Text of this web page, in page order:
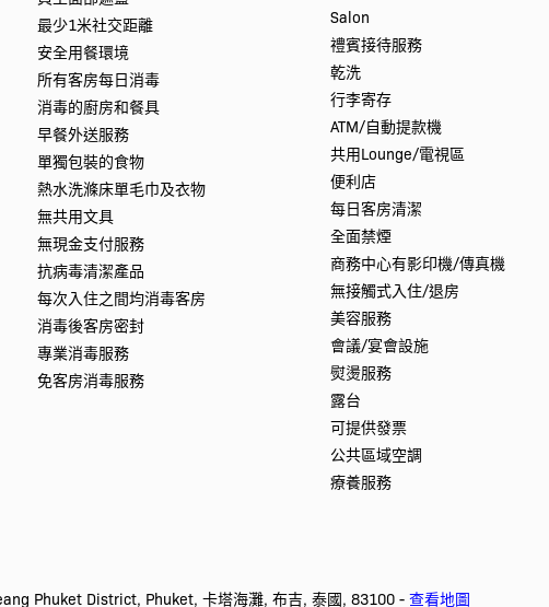
最少1米社交距離
安全用餐環境
所有客房每日消毒
消毒的廚房和餐具
早餐外送服務
單獨包裝的食物
熱水洗滌床單毛巾及衣物
無共用文具
無現金支付服務
抗病毒清潔產品
每次入住之間均消毒客房
消毒後客房密封
專業消毒服務
免客房消毒服務
Salon
禮賓接待服務
乾洗
行李寄存
ATM/自動提款機
共用Lounge/電視區
便利店
每日客房清潔
全面禁煙
商務中心有影印機/傳真機
無接觸式入住/退房
美容服務
會議/宴會設施
熨燙服務
露台
可提供發票
公共區域空調
療養服務
Phuket District, Phuket, 卡塔海灘, 布吉, 泰國, 83100 - 查看地圖